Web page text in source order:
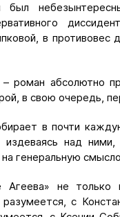
в противовес
– роман абсолютно
в свою очередь,
в почти
издеваясь над
генеральную
Агеева» не
с